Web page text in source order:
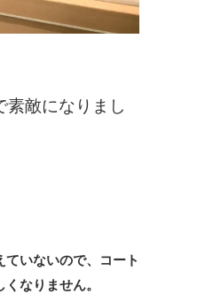
素敵になりまし
ていないので、コート
なりません。